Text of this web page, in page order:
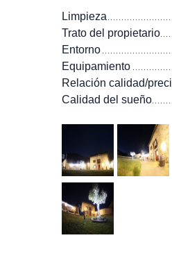
Limpieza
Trato del propietario
Entorno
Equipamiento
Relación calidad/
Calidad del sueño